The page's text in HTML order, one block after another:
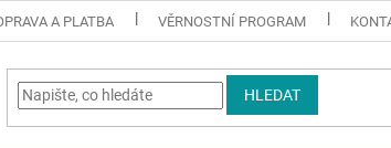
A PLATBA VĚRNOSTNÍ PROGRAM
HLEDAT